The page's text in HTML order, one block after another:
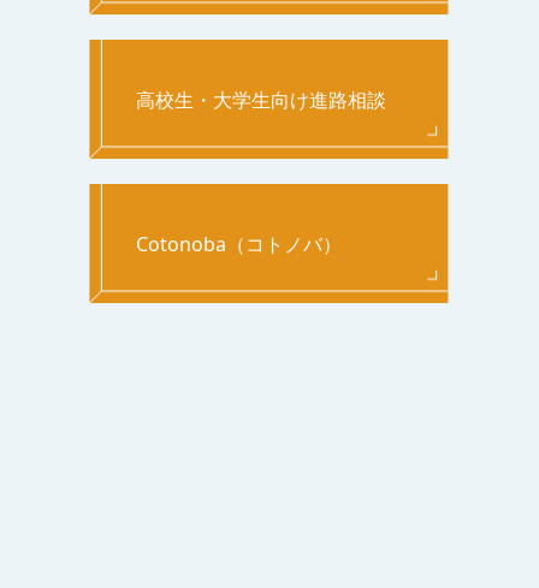
高校生・大学生向け進路相談
Cotonoba（コトノバ）